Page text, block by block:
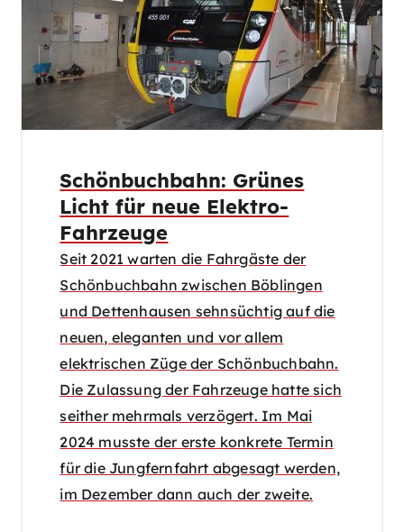
Schönbuchbahn: Grünes
Licht für neue Elektro-
Fahrzeuge
Seit 2021 warten die Fahrgäste der
Schönbuchbahn zwischen Böblingen
und Dettenhausen sehnsüchtig auf die
neuen, eleganten und vor allem
elektrischen Züge der Schönbuchbahn.
Die Zulassung der Fahrzeuge hatte sich
seither mehrmals verzögert. Im Mai
2024 musste der erste konkrete Termin
für die Jungfernfahrt abgesagt werden,
im Dezember dann auch der zweite.